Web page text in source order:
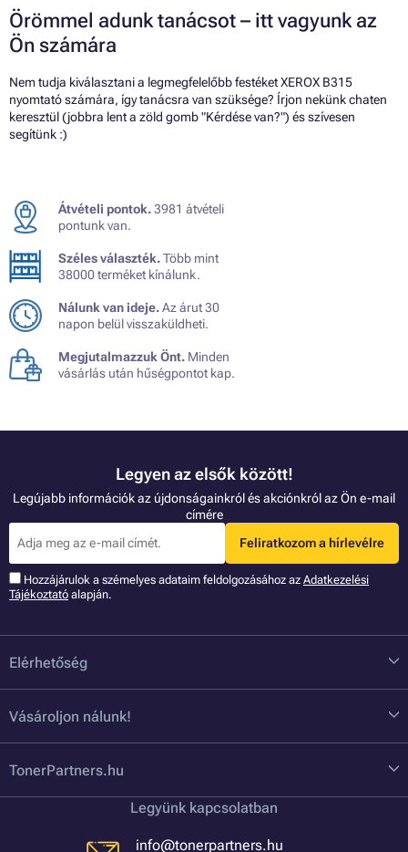
Örömmel adunk tanácsot – itt vagyunk az
Ön számára
Nem tudja kiválasztani a legmegfelelőbb festéket XEROX B315
nyomtató számára, így tanácsra van szüksége? Írjon nekünk chaten
keresztül (jobbra lent a zöld gomb "Kérdése van?") és szívesen
segítünk :)
Átvételi pontok.3981 átvételi
pontunk van.
Széles választék.Több mint
38000 terméket kínálunk.
Nálunk van ideje.Az árut 30
napon belül visszaküldheti.
Megjutalmazzuk Önt. Minden
vásárlás után hűségpontot kap.
Legyen az elsők között!
Legújabb információk az újdonságainkról és akciónkról az Ön e-mail
címére
Feliratkozom a hírlevélre
Hozzájárulok a szémelyes adataim feldolgozásához az Adatkezelési
Tájékoztató alapján.
Elérhetőség
Vásároljon nálunk!
TonerPartners.hu
Legyünk kapcsolatban
info@tonerpartners.hu